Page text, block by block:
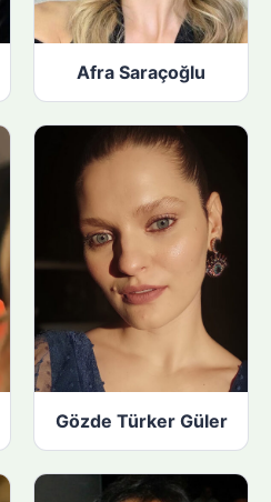
Afra Saraçoğlu
Gözde Türker Güler